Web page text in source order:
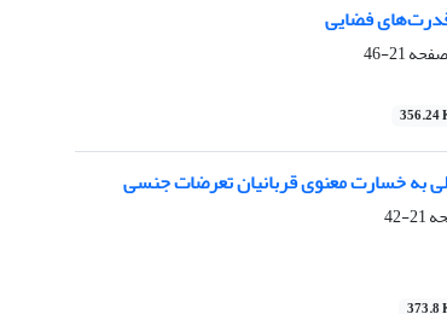
قدرت‌های فضایی
21-46
356.24
به خسارت معنوی قربانیان تعرضات جنسی
21-42